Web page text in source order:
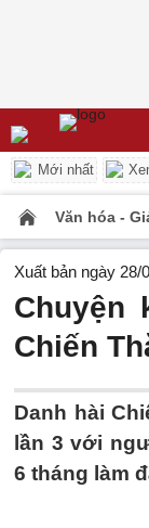
Mới nhất
Văn hóa -
Xuất bản ngày 28/
Chuyện
Chiến
Danh hài
lần 3 với
6 tháng làm